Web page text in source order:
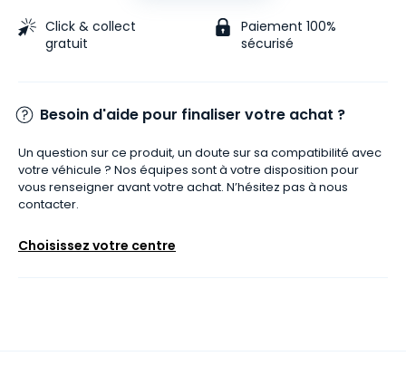
Click & collect
gratuit
Paiement 100%
sécurisé
Besoin d'aide pour finaliser votre achat ?
Un question sur ce produit, un doute sur sa compatibilité avec
votre véhicule ? Nos équipes sont à votre disposition pour
vous renseigner avant votre achat. N’hésitez pas à nous
contacter.
Choisissez votre centre